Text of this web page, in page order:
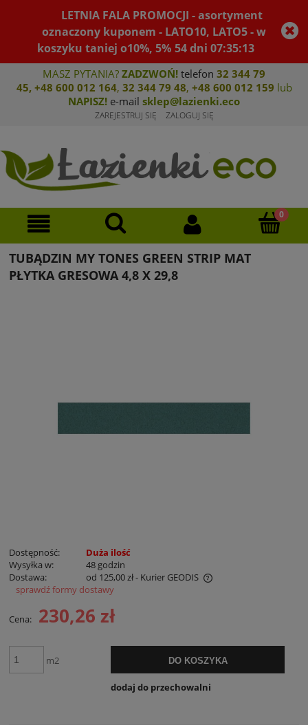
LETNIA FALA PROMOCJI - asortyment
oznaczony kuponem - LATO10, LATO5 - w
koszyku taniej o10%, 5% 54dni07:35:13
MASZ PYTANIA? ZADZWOŃ! telefon 32 344 79
45, +48 600 012 164, 32 344 79 48, +48 600 012 159 lub
NAPISZ! e-mail sklep@lazienki.eco
ZAREJESTRUJ SIĘ ZALOGUJ SIĘ
TUBĄDZIN MY TONES GREEN STRIP MAT
PŁYTKA GRESOWA 4,8 X 29,8
Dostępność:
Duża ilość
Wysyłka w:
48 godzin
Dostawa:
od 125,00 zł- Kurier GEODIS
Cena nie zawiera ewentualnych kosztów płatności
sprawdź formy dostawy
Cena: 230,26 zł
m2 DO KOSZYKA
dodaj do przechowalni